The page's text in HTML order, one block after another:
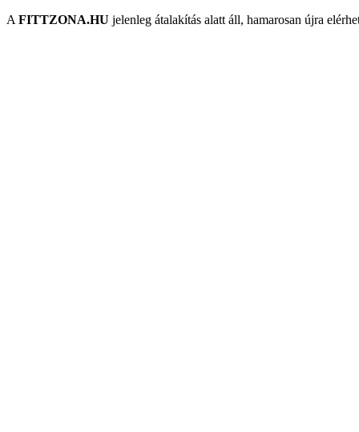
A FITTZONA.HU jelenleg átalakítás alatt áll, hamarosan újra